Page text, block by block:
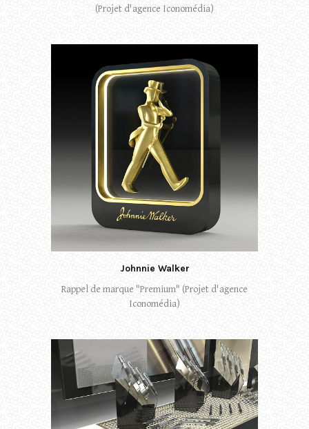
(Projet d'agence Iconomédia)
Johnnie Walker
Rappel de marque "Premium" (Projet d'agence
Iconomédia)